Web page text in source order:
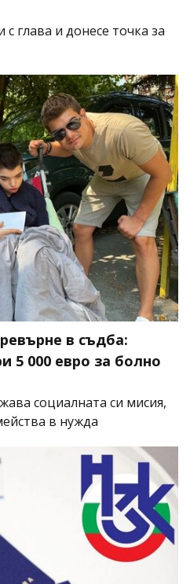
глава и донесе точка за
в съдба:
5 000 евро за болно
социалната си мисия,
в нужда